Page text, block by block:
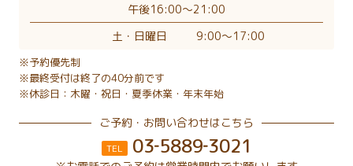
午後16:00〜21:00
土・日曜日
9:00〜17:00
※予約優先制
※最終受付は終了の40分前です
※休診日：木曜・祝日・夏季休業・年末年始
ご予約・お問い合わせはこちら
TEL 03‐5889‐3021